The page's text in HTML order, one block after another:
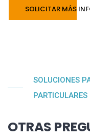
SOLICITAR MÁS
SOLUCIONES
PARTICULARES
OTRAS